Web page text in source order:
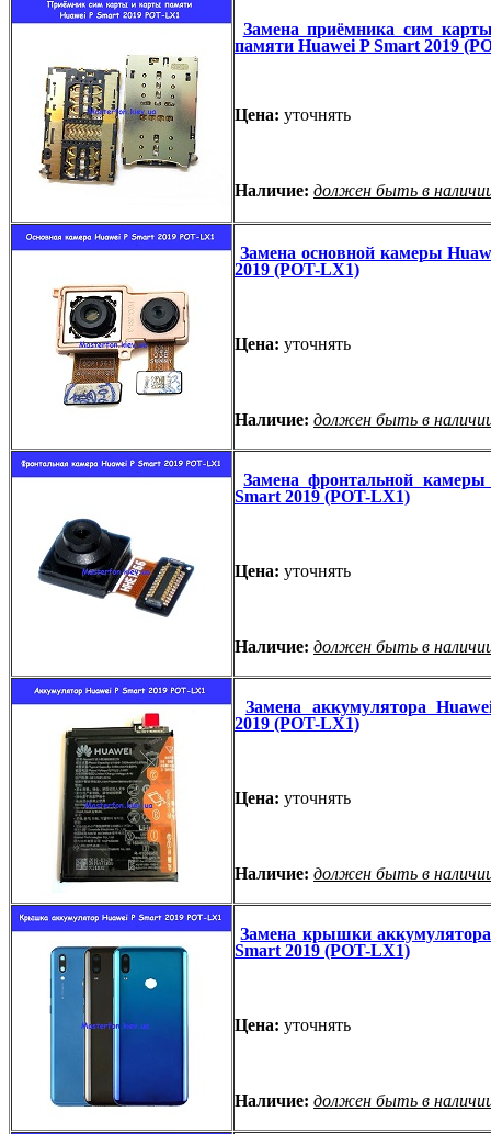
Замена приёмника сим
памяти Huawei P Smart 2019
Цена: уточнять
Наличие: должен быть в
Замена основной камеры
2019 (POT-LX1)
Цена: уточнять
Наличие: должен быть в
Замена фронтальной
Smart 2019 (POT-LX1)
Цена: уточнять
Наличие: должен быть в
Замена аккумулятора
2019 (POT-LX1)
Цена: уточнять
Наличие: должен быть в
Замена крышки
Smart 2019 (POT-LX1)
Цена: уточнять
Наличие: должен быть в